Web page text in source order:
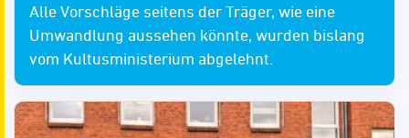
Alle Vorschläge seitens der Träger, wie eine
Umwandlung aussehen könnte, wurden bislang
vom Kultusministerium abgelehnt.